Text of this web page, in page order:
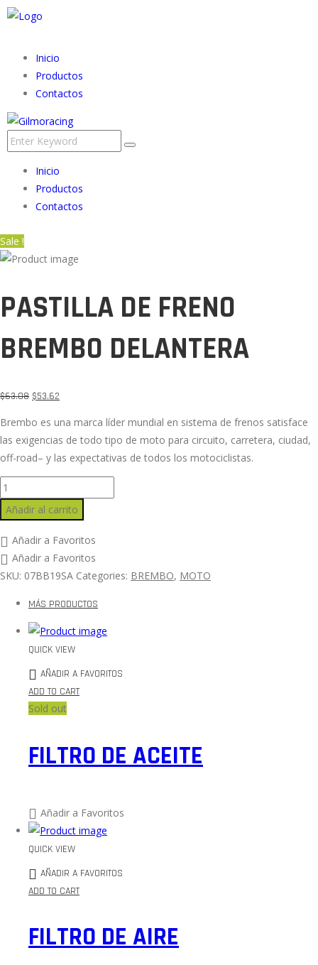
Inicio
Productos
Contactos
Inicio
Productos
Contactos
Sale !
PASTILLA DE FRENO
BREMBO DELANTERA
$63.08 $53.62
Brembo es una marca líder mundial en sistema de frenos satisface
las exigencias de todo tipo de moto para circuito, carretera, ciudad,
off-road– y las expectativas de todos los motociclistas.
Añadir al carrito
Añadir a Favoritos
Añadir a Favoritos
SKU: 07BB19SA Categories: BREMBO, MOTO
MÁS PRODUCTOS
QUICK VIEW
AÑADIR A FAVORITOS
ADD TO CART
Sold out
FILTRO DE ACEITE
Añadir a Favoritos
QUICK VIEW
AÑADIR A FAVORITOS
ADD TO CART
FILTRO DE AIRE